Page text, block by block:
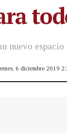
nuevo
6 diciembre 2019